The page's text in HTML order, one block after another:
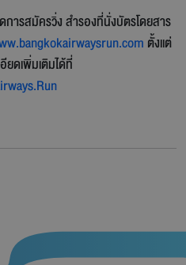
ารสมัครวิ่ง สำรองที่นั่งบัตรโดยสาร
ตั้งเเต่
ยดเพิ่มเติมได้ที่